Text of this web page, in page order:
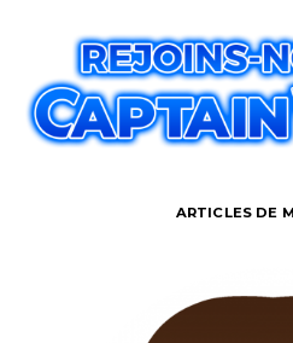
ARTICLES DE